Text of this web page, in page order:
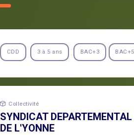
CDD 3 à 5 ans BAC+3 BAC+5
Collectivité
SYNDICAT DEPARTEMENTAL
DE L'YONNE